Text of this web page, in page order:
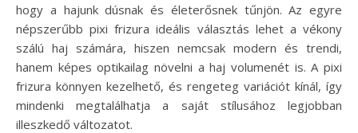
hogy a hajunk dúsnak és életerősnek tűnjön. Az egyre
népszerűbb pixi frizura ideális választás lehet a vékony
szálú haj számára, hiszen nemcsak modern és trendi,
hanem képes optikailag növelni a haj volumenét is. A pixi
frizura könnyen kezelhető, és rengeteg variációt kínál, így
mindenki megtalálhatja a saját stílusához legjobban
illeszkedő változatot.